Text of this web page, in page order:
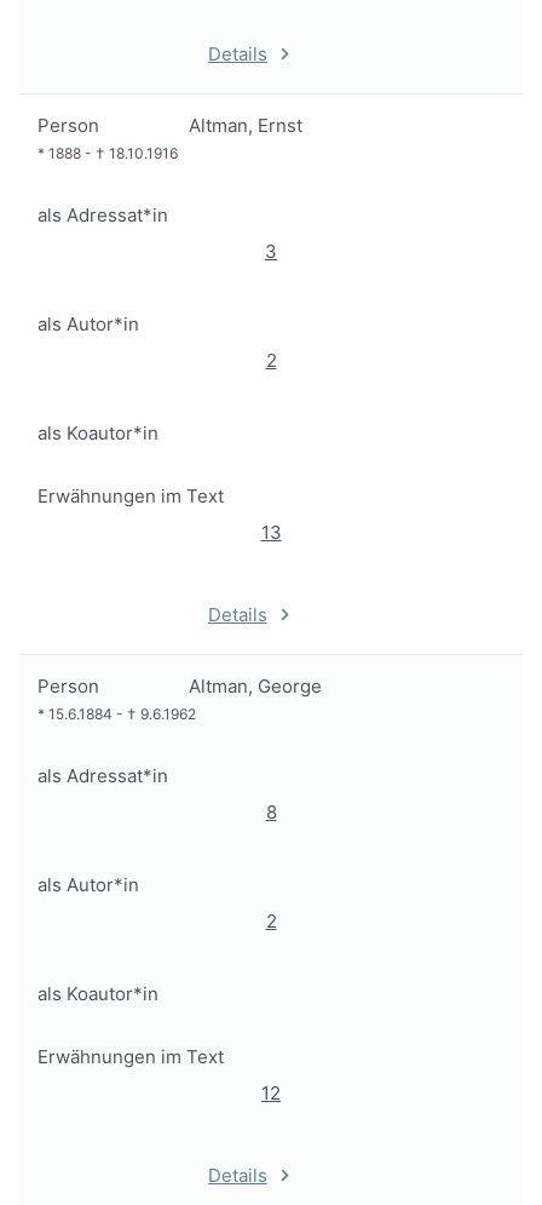
Details
Person Altman, Ernst
* 1888 - † 18.10.1916
als Adressat*in
3
als Autor*in
2
als Koautor*in
Erwähnungen im Text
13
Details
Person Altman, George
* 15.6.1884 - † 9.6.1962
als Adressat*in
8
als Autor*in
2
als Koautor*in
Erwähnungen im Text
12
Details